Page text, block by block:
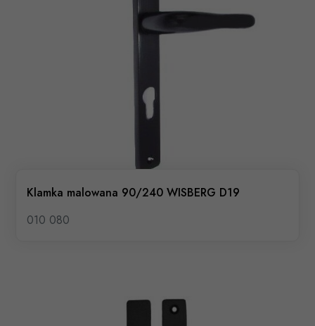
Klamka malowana 90/240 WISBERG D19
010 080